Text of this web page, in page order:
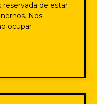
de estar
Nos
ocupar